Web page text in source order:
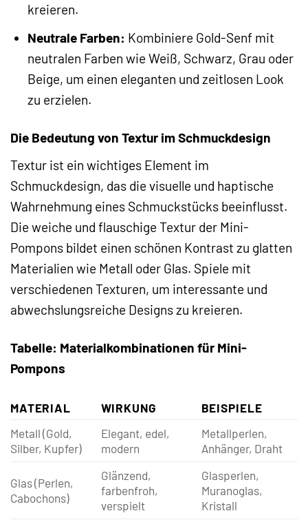
kreieren.
Neutrale Farben: Kombiniere Gold-Senf mit
neutralen Farben wie Weiß, Schwarz, Grau oder
Beige, um einen eleganten und zeitlosen Look
zu erzielen.
Die Bedeutung von Textur im Schmuckdesign
Textur ist ein wichtiges Element im
Schmuckdesign, das die visuelle und haptische
Wahrnehmung eines Schmuckstücks beeinflusst.
Die weiche und flauschige Textur der Mini-
Pompons bildet einen schönen Kontrast zu glatten
Materialien wie Metall oder Glas. Spiele mit
verschiedenen Texturen, um interessante und
abwechslungsreiche Designs zu kreieren.
Tabelle: Materialkombinationen für Mini-
Pompons
MATERIAL WIRKUNG
BEISPIELE
Metall (Gold,
Silber, Kupfer)
Elegant, edel,
modern
Metallperlen,
Anhänger, Draht
Glas (Perlen,
Cabochons)
Glänzend,
farbenfroh,
verspielt
Glasperlen,
Muranoglas,
Kristall